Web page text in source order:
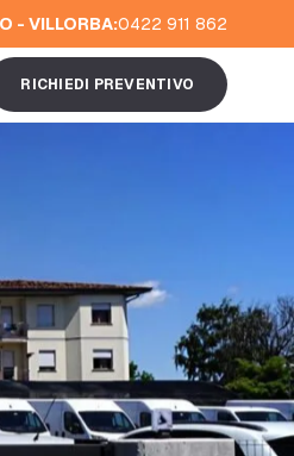
- VILLORBA:0422 911 862
RICHIEDI PREVENTIVO